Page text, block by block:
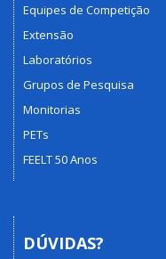
Equipes de Competição
Extensão
Laboratórios
Grupos de Pesquisa
Monitorias
PETs
FEELT 50 Anos
DÚVIDAS?